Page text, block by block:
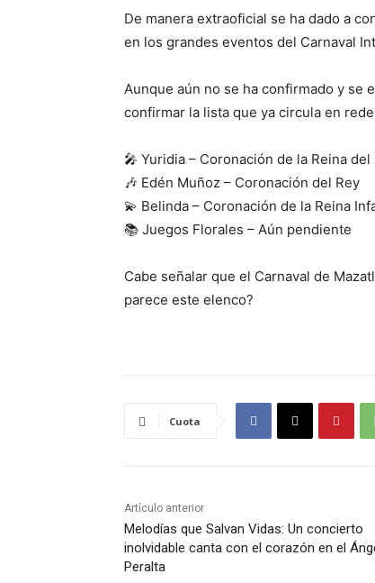
De manera extraoficial se ha dado a
en los grandes eventos del Carnaval
Aunque aún no se ha confirmado y se
confirmar la lista que ya circula en
🎤 Yuridia – Coronación de la Reina del
🎶 Edén Muñoz – Coronación del Rey
💫 Belinda – Coronación de la Reina
📚 Juegos Florales – Aún pendiente
Cabe señalar que el Carnaval de
parece este elenco?
Cuota
Artículo anterior
Melodías que Salvan Vidas: Un concierto
inolvidable canta con el corazón en el
Peralta